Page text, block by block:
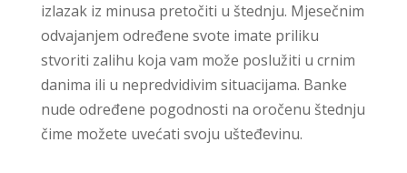
izlazak iz minusa pretočiti u štednju. Mjesečnim
odvajanjem određene svote imate priliku
stvoriti zalihu koja vam može poslužiti u crnim
danima ili u nepredvidivim situacijama. Banke
nude određene pogodnosti na oročenu štednju
čime možete uvećati svoju ušteđevinu.